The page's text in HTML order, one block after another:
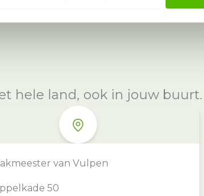
hele land, ook in jouw buurt.
van Vulpen
50